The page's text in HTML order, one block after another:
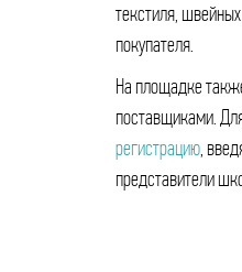
текстиля,
покупателя.
На площадке
поставщиками.
регистрацию,
представители